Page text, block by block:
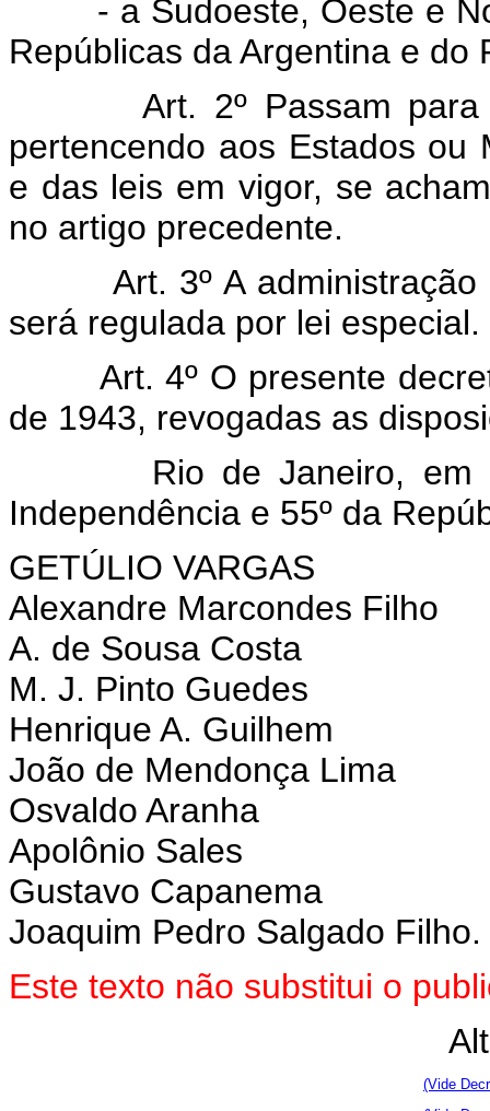
- a Sudoeste, Oeste e
Repúblicas da Argentina e do
Art. 2º Passam
pertencendo aos Estados ou
e das leis em vigor, se
no artigo precedente.
Art. 3º A
será regulada por lei especial.
Art. 4º O presente
de 1943, revogadas as
Rio de Janeiro, em
Independência e 55º da
GETÚLIO VARGAS
Alexandre Marcondes Filho
A. de Sousa Costa
M. J. Pinto Guedes
Henrique A. Guilhem
João de Mendonça Lima
Osvaldo Aranha
Apolônio Sales
Gustavo Capanema
Joaquim Pedro Salgado Filho.
Este texto não substitui o
(Vide